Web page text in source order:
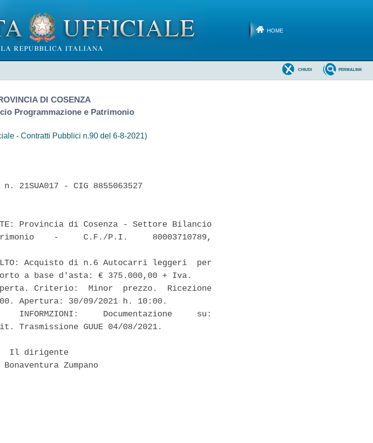
HOME
PERMALINK
CHIUDI
DI COSENZA
Programmazione e Patrimonio
- Contratti Pubblici n.90 del 6-8-2021)
21SUA017 - CIG 8855063527
Provincia di Cosenza - Settore Bilancio
-     C.F./P.I.     80003710789,
Acquisto di n.6 Autocarri leggeri  per
a base d'asta: € 375.000,00 + Iva.
Criterio:  Minor  prezzo.  Ricezione
Apertura: 30/09/2021 h. 10:00.
INFORMZIONI:     Documentazione     su:
GUUE 04/08/2021.
Il dirigente
Bonaventura Zumpano